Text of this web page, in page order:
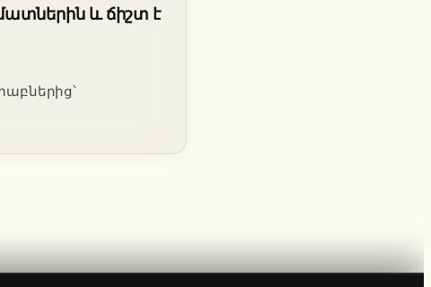
և ճիշտ է